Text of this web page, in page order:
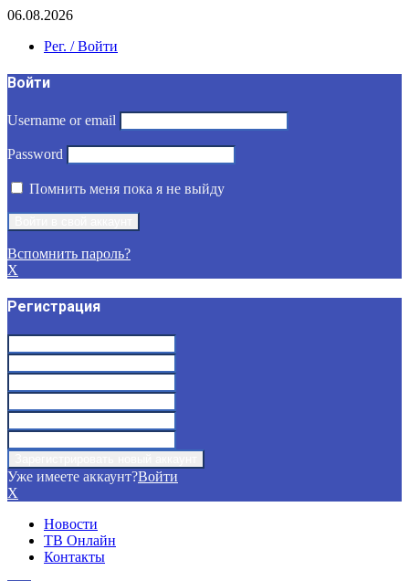
06.08.2026
Рег. / Войти
Войти
Username or email
Password
Помнить меня пока я не выйду
Вспомнить пароль?
X
Регистрация
Уже имеете аккаунт?Войти
X
Новости
ТВ Онлайн
Контакты